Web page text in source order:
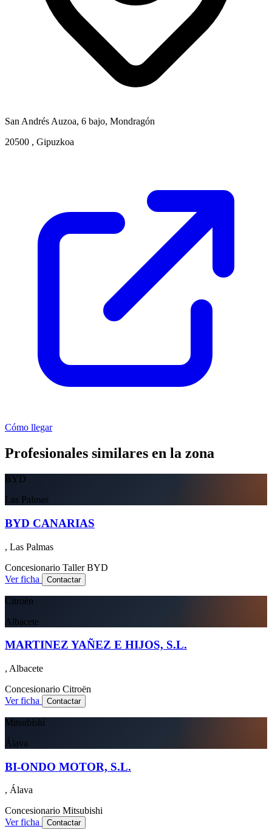
San Andrés Auzoa, 6 bajo, Mondragón
20500 , Gipuzkoa
Cómo llegar
Profesionales similares en la zona
BYD
Las Palmas
BYD CANARIAS
, Las Palmas
Concesionario Taller BYD
Ver ficha
Contactar
Citroën
Albacete
MARTINEZ YAÑEZ E HIJOS, S.L.
, Albacete
Concesionario Citroën
Ver ficha
Contactar
Mitsubishi
Álava
BI-ONDO MOTOR, S.L.
, Álava
Concesionario Mitsubishi
Ver ficha
Contactar